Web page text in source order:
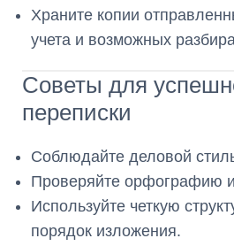
Храните копии
учета и возможных
Советы для
переписки
Соблюдайте деловой
Проверяйте орфографию
Используйте четкую
порядок изложения.